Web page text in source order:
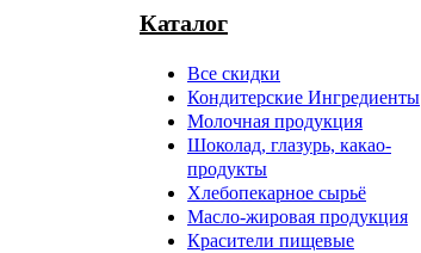
Каталог
Все скидки
Кондитерские Ингредиенты
Молочная продукция
Шоколад, глазурь, какао-
продукты
Хлебопекарное сырьё
Масло-жировая продукция
Красители пищевые